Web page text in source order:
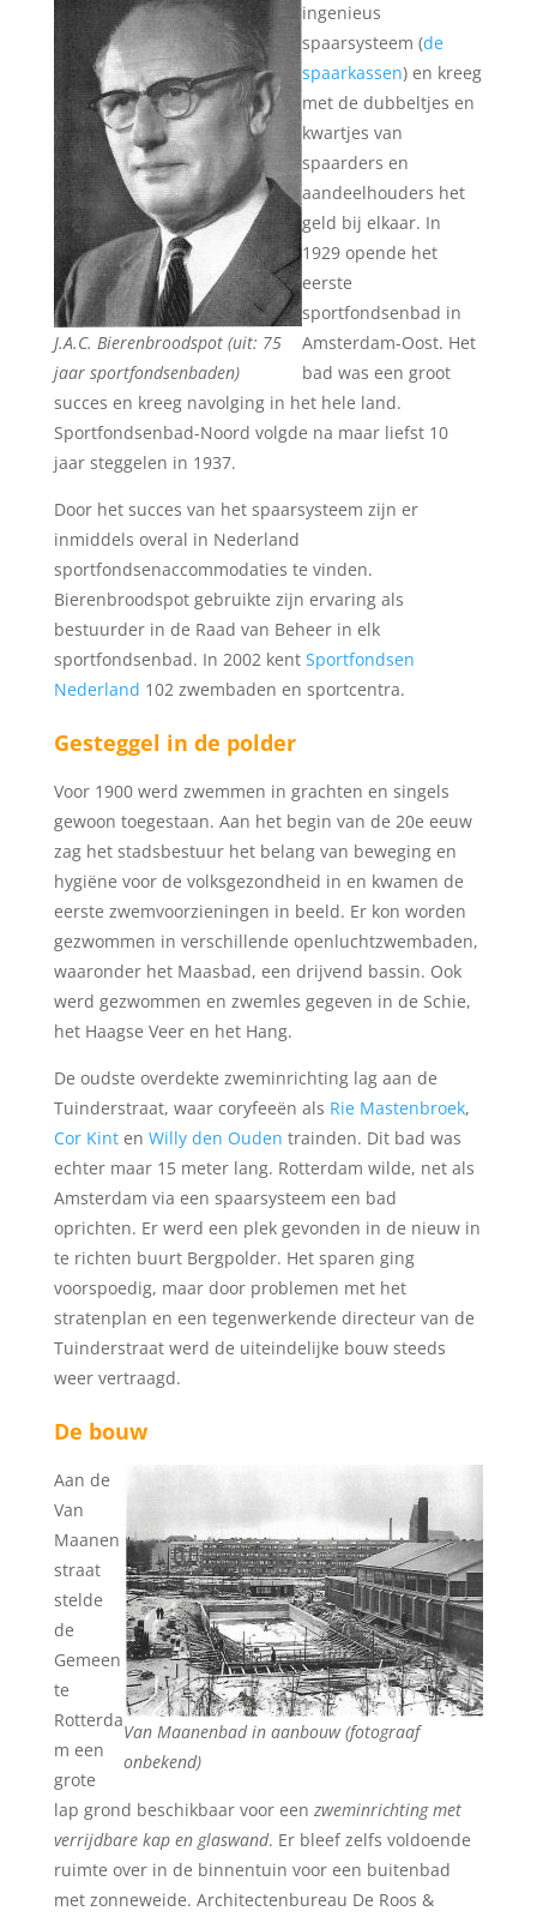
J.A.C. Bierenbroodspot (uit: 75
jaar sportfondsenbaden)
ingenieus
spaarsysteem (de
spaarkassen) en kreeg
met de dubbeltjes en
kwartjes van
spaarders en
aandeelhouders het
geld bij elkaar. In
1929 opende het
eerste
sportfondsenbad in
Amsterdam-Oost. Het
bad was een groot
succes en kreeg navolging in het hele land.
Sportfondsenbad-Noord volgde na maar liefst 10
jaar steggelen in 1937.
Door het succes van het spaarsysteem zijn er
inmiddels overal in Nederland
sportfondsenaccommodaties te vinden.
Bierenbroodspot gebruikte zijn ervaring als
bestuurder in de Raad van Beheer in elk
sportfondsenbad. In 2002 kent Sportfondsen
Nederland 102 zwembaden en sportcentra.
Gesteggel in de polder
Voor 1900 werd zwemmen in grachten en singels
gewoon toegestaan. Aan het begin van de 20e eeuw
zag het stadsbestuur het belang van beweging en
hygiëne voor de volksgezondheid in en kwamen de
eerste zwemvoorzieningen in beeld. Er kon worden
gezwommen in verschillende openluchtzwembaden,
waaronder het Maasbad, een drijvend bassin. Ook
werd gezwommen en zwemles gegeven in de Schie,
het Haagse Veer en het Hang.
De oudste overdekte zweminrichting lag aan de
Tuinderstraat, waar coryfeeën als Rie Mastenbroek,
Cor Kinten Willy den Ouden trainden. Dit bad was
echter maar 15 meter lang. Rotterdam wilde, net als
Amsterdam via een spaarsysteem een bad
oprichten. Er werd een plek gevonden in de nieuw in
te richten buurt Bergpolder. Het sparen ging
voorspoedig, maar door problemen met het
stratenplan en een tegenwerkende directeur van de
Tuinderstraat werd de uiteindelijke bouw steeds
weer vertraagd.
De bouw
Van Maanenbad in aanbouw (fotograaf
onbekend)
Aan de
Van
Maanen
straat
stelde
de
Gemeen
te
Rotterda
m een
grote
lap grond beschikbaar voor een zweminrichting met
verrijdbare kap en glaswand. Er bleef zelfs voldoende
ruimte over in de binnentuin voor een buitenbad
met zonneweide. Architectenbureau De Roos &